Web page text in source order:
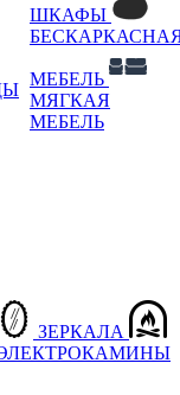
ШКАФЫ
МЕБЕЛЬ
МЯГКАЯ
МЕБЕЛЬ
ЗЕРКАЛА